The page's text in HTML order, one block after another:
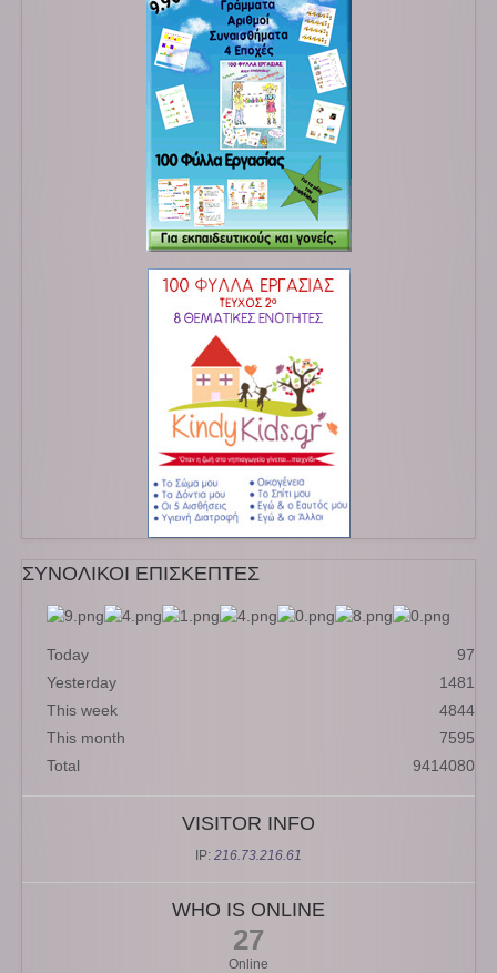
ΣΥΝΟΛΙΚΟΙ ΕΠΙΣΚΕΠΤΕΣ
Today
97
Yesterday
1481
This week
4844
This month
7595
Total
9414080
VISITOR INFO
IP: 216.73.216.61
WHO IS ONLINE
27
Online